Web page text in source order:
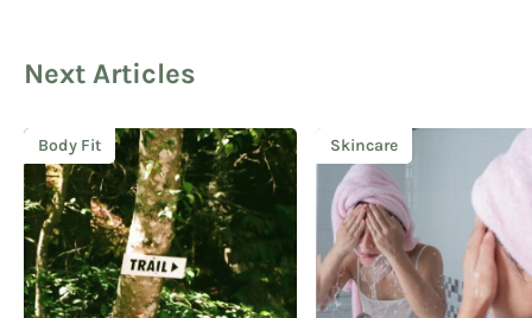
Next Articles
Body Fit Skincare